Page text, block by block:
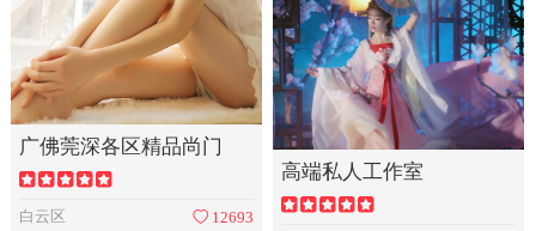
广佛莞深各区精品尚门
白云区 12693
高端私人工作室